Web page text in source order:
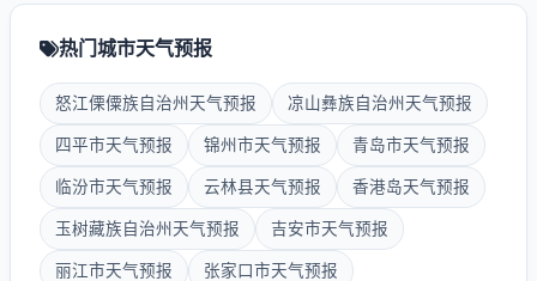
热门城市天气预报
怒江傈僳族自治州天气预报 凉山彝族自治州天气预报
四平市天气预报 锦州市天气预报 青岛市天气预报
临汾市天气预报 云林县天气预报 香港岛天气预报
玉树藏族自治州天气预报 吉安市天气预报
丽江市天气预报 张家口市天气预报